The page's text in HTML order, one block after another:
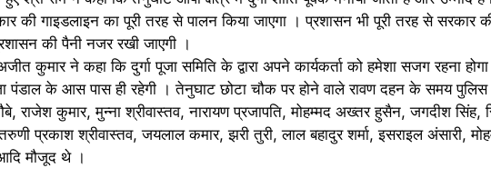
की गाइडलाइन का पूरी तरह से पालन किया जाएगा । प्रशासन भी पूरी तरह से सरकार
की पैनी नजर रखी जाएगी ।
कुमार ने कहा कि दुर्गा पूजा समिति के द्वारा अपने कार्यकर्ता को हमेशा सजग रहना होगा
पंडाल के आस पास ही रहेगी । तेनुघाट छोटा चौक पर होने वाले रावण दहन के समय
राजेश कुमार, मुन्ना श्रीवास्तव, नारायण प्रजापति, मोहम्मद अख्तर हुसैन, जगदीश सिंह,
प्रकाश श्रीवास्तव, जयलाल कमार, झरी तुरी, लाल बहादुर शर्मा, इसराइल अंसारी,
मौजूद थे ।